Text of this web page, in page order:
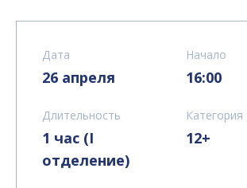
Дата
26 апреля
Начало
16:00
Длительность
1 час (I
отделение)
Категория
12+